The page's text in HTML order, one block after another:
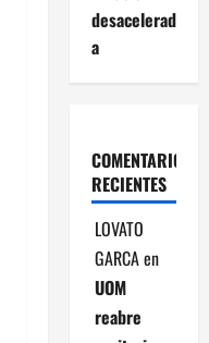
desacelerad
a
COMENTARIOS
RECIENTES
LOVATO
GARCAen
UOM
reabre